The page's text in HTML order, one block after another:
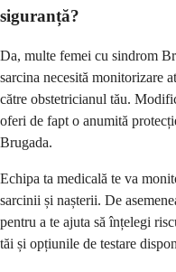
siguranță?
Da, multe femei cu sindrom
sarcina necesită monitorizare
către obstetricianul tău.
oferi de fapt o anumită
Brugada.
Echipa ta medicală te va
sarcinii și nașterii. De
pentru a te ajuta să înțelegi
tăi și opțiunile de testare